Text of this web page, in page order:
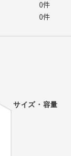
0件
0件